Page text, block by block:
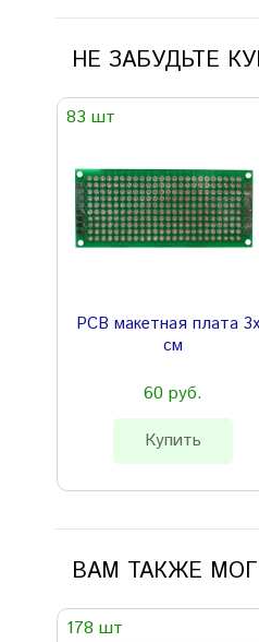
НЕ ЗАБУДЬТЕ
83 шт
PCB макетная плата
см
60 руб.
Купить
ВАМ ТАКЖЕ
178 шт